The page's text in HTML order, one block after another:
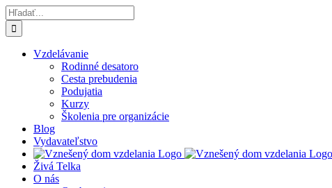
Skip
to
content
Hľadať:
Vzdelávanie
Rodinné desatoro
Cesta prebudenia
Podujatia
Kurzy
Školenia pre organizácie
Blog
Vydavateľstvo
Živá Telka
O nás